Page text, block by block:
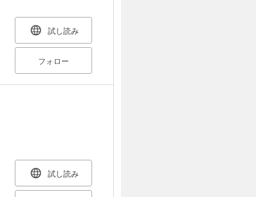
試し読み
フォロー
試し読み